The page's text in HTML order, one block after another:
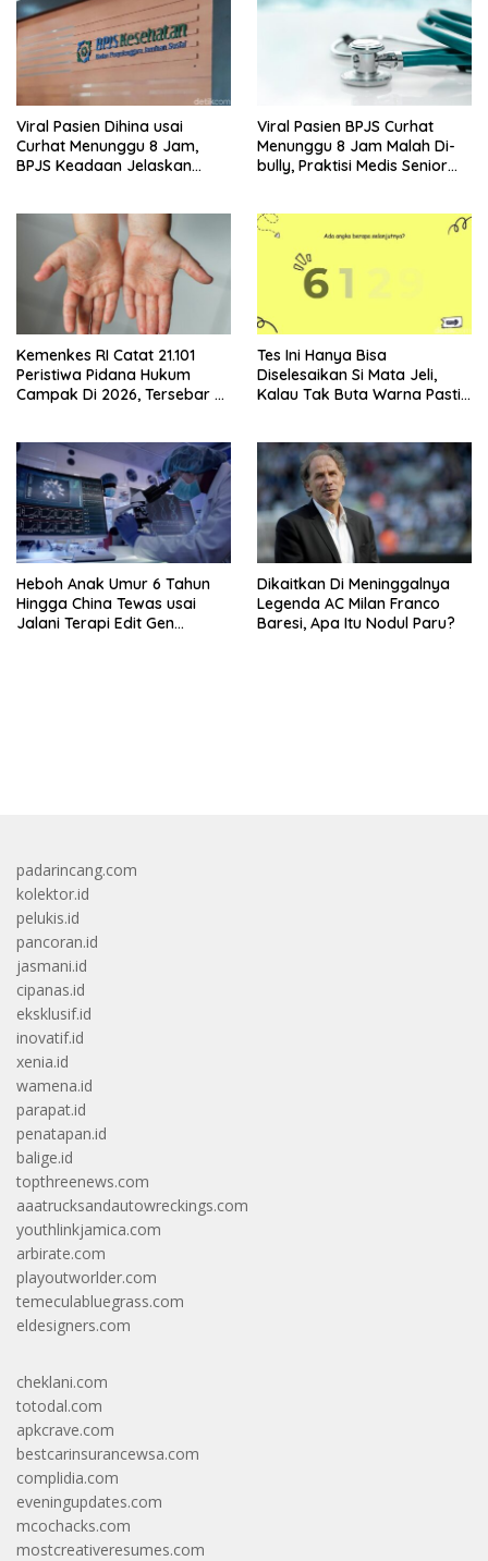
Viral Pasien Dihina usai
Curhat Menunggu 8 Jam,
BPJS Keadaan Jelaskan
Viral Pasien BPJS Curhat
Menunggu 8 Jam Malah Di-
bully, Praktisi Medis Senior
Kemenkes RI Catat 21.101
Peristiwa Pidana Hukum
Campak Di 2026, Tersebar Di
Tes Ini Hanya Bisa
Diselesaikan Si Mata Jeli,
Kalau Tak Buta Warna Pasti
Heboh Anak Umur 6 Tahun
Hingga China Tewas usai
Jalani Terapi Edit Gen
Dikaitkan Di Meninggalnya
Legenda AC Milan Franco
Baresi, Apa Itu Nodul Paru?
padarincang.com
kolektor.id
pelukis.id
pancoran.id
jasmani.id
cipanas.id
eksklusif.id
inovatif.id
xenia.id
wamena.id
parapat.id
penatapan.id
balige.id
topthreenews.com
aaatrucksandautowreckings.com
youthlinkjamica.com
arbirate.com
playoutworlder.com
temeculabluegrass.com
eldesigners.com
cheklani.com
totodal.com
apkcrave.com
bestcarinsurancewsa.com
complidia.com
eveningupdates.com
mcochacks.com
mostcreativeresumes.com